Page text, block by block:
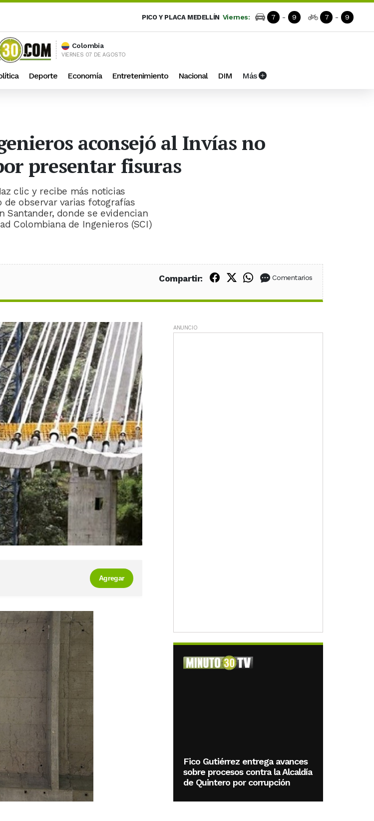
PICO Y PLACA MEDELLÍN Viernes: 7 - 9 7 - 9
Colombia
VIERNES 07 DE AGOSTO
Deporte Economía Entretenimiento Nacional DIM Más
aconsejó al Invías no
presentar fisuras
clic y recibe más noticias
de observar varias fotografías
Santander, donde se evidencian
Colombiana de Ingenieros (SCI)
Compartir: Compartir en Facebook
Compartir en X (Twitter)
Compartir en WhatsApp
Comentarios
Agregar
ANUNCIO
Fico Gutiérrez entrega avances
sobre procesos contra la Alcaldía
de Quintero por corrupción